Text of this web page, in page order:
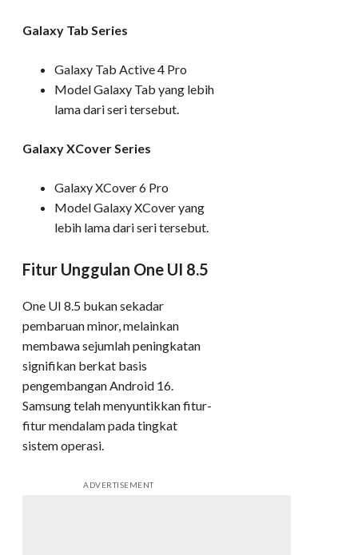
Galaxy Tab Series
Galaxy Tab Active 4 Pro
Model Galaxy Tab yang lebih
lama dari seri tersebut.
Galaxy XCover Series
Galaxy XCover 6 Pro
Model Galaxy XCover yang
lebih lama dari seri tersebut.
Fitur Unggulan One UI 8.5
One UI 8.5 bukan sekadar
pembaruan minor, melainkan
membawa sejumlah peningkatan
signifikan berkat basis
pengembangan Android 16.
Samsung telah menyuntikkan fitur-
fitur mendalam pada tingkat
sistem operasi.
ADVERTISEMENT